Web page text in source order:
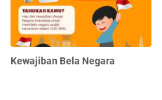
Kewajiban Bela Negara